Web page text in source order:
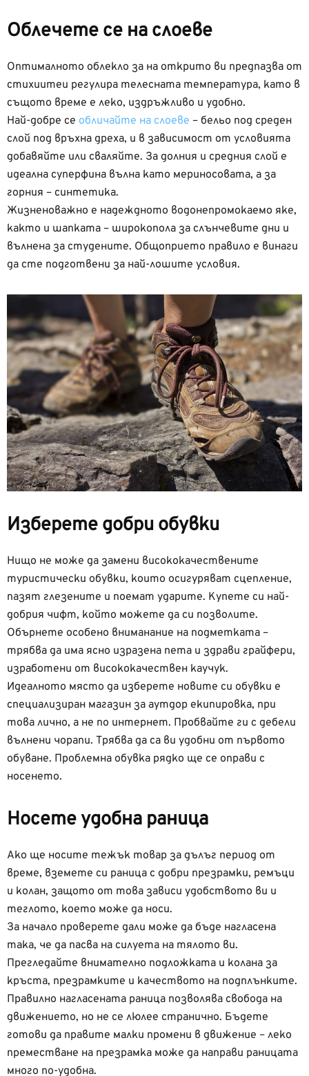
Облечете се на слоеве
Оптималното облекло за на открито ви предпазва от
стихиитеи регулира телесната температура, като в
същото време е леко, издръжливо и удобно.
Най-добре се обличайте на слоеве – бельо под среден
слой под връхна дреха, и в зависимост от условията
добавяйте или сваляйте. За долния и средния слой е
идеална суперфина вълна като мериносовата, а за
горния – синтетика.
Жизненоважно е надеждното водонепромокаемо яке,
както и шапката – широкопола за слънчевите дни и
вълнена за студените. Общоприето правило е винаги
да сте подготвени за най-лошите условия.
Изберете добри обувки
Нищо не може да замени висококачествените
туристически обувки, които осигуряват сцепление,
пазят глезените и поемат ударите. Купете си най-
добрия чифт, който можете да си позволите.
Обърнете особено вниманание на подметката –
трябва да има ясно изразена пета и здрави грайфери,
изработени от висококачествен каучук.
Идеалното място да изберете новите си обувки е
специализиран магазин за аутдор екипировка, при
това лично, а не по интернет. Пробвайте ги с дебели
вълнени чорапи. Трябва да са ви удобни от първото
обуване. Проблемна обувка рядко ще се оправи с
носенето.
Носете удобна раница
Ако ще носите тежък товар за дълъг период от
време, вземете си раница с добри презрамки, ремъци
и колан, защото от това зависи удобството ви и
теглото, което може да носи.
За начало проверете дали може да бъде нагласена
така, че да пасва на силуета на тялото ви.
Прегледайте внимателно подложката и колана за
кръста, презрамките и качеството на подплънките.
Правилно нагласената раница позволява свобода на
движението, но не се люлее странично. Бъдете
готови да правите малки промени в движение – леко
преместване на презрамка може да направи раницата
много по-удобна.